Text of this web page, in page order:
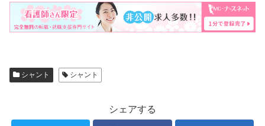
シャント シャント
シェアする